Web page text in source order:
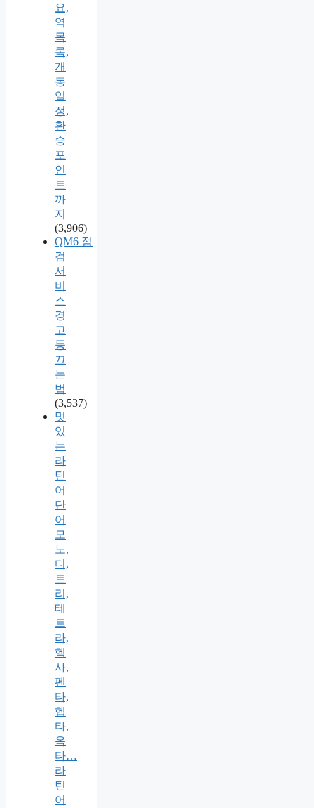
요,
역
목
록,
개
통
일
정,
환
승
포
인
트
까
지
(3,906)
QM6 점
검
서
비
스
경
고
등
끄
는
법
(3,537)
멋
있
는
라
틴
어
단
어
모
노,
디,
트
리,
테
트
라,
헥
사,
펜
타,
헵
타,
옥
타…
라
틴
어